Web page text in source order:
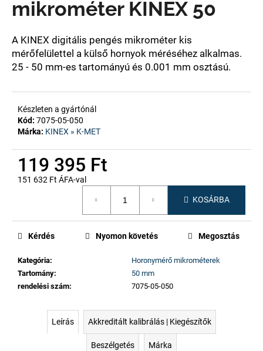
mikrométer KINEX 50
A KINEX digitális pengés mikrométer kis
mérőfelülettel a külső hornyok méréséhez alkalmas.
25 - 50 mm-es tartományú és 0.001 mm osztású.
Készleten a gyártónál
Kód: 7075-05-050
Márka: KINEX » K-MET
119 395 Ft
151 632 Ft ÁFA-val
KOSÁRBA
Kategória:
Horonymérő mikrométerek
Tartomány:
50 mm
rendelési szám: 7075-05-050
Kérdés Nyomon követés Megosztás
Leírás Akkreditált kalibrálás | Kiegészítők
Beszélgetés Márka
A
j
á
n
u
k